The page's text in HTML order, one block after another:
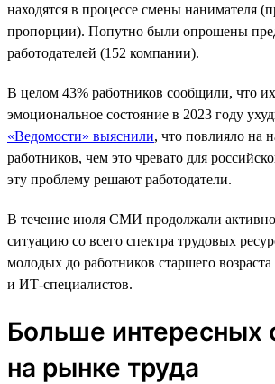
находятся в процессе смены нанимателя
пропорции). Попутно были опрошены
работодателей (152 компании).
В целом 43% работников сообщили, что
эмоциональное состояние в 2023 году
«Ведомости» выяснили, что повлияло на
работников, чем это чревато для
эту проблему решают работодатели.
В течение июля СМИ продолжали
ситуацию со всего спектра трудовых
молодых до работников старшего возраста
и ИТ-специалистов.
Больше интересных
на рынке труда